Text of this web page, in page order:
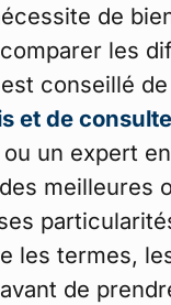
de
les
conseillé
et de
ou un expert
meilleures
les termes,
de